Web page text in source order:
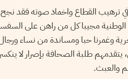
ترهيب القطاع واخماد صوته فقد نجح
الوطنية مجيبا كل من راهن على
وغمرنا حبا ومساندة من نساء
طلبة الصحافة بإصرار لا
والعبث.